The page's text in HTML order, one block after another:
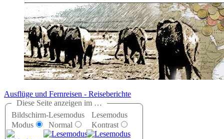
Ausflüge und Fernreisen - Reiseberichte
Diese Seite anzeigen im …
Bildschirm-
Modus
Lesemodus
Normal
Lesemodus
Kontrast